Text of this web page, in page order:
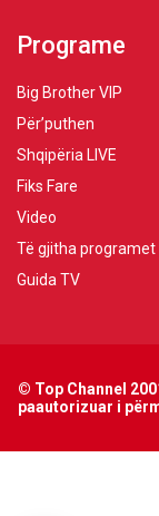
Programe
Big Brother VIP
Për’puthen
Shqipëria LIVE
Fiks Fare
Video
Të gjitha programet
Guida TV
© Top Channel
paautorizuar i